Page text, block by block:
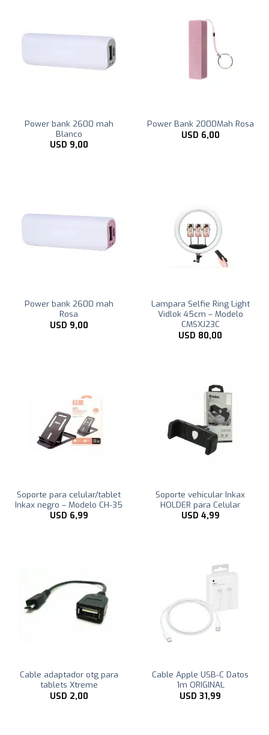
Power bank 2600 mah
Blanco
USD 9,00
Power Bank 2000Mah Rosa
USD 6,00
Power bank 2600 mah
Rosa
USD 9,00
Lampara Selfie Ring Light
Vidlok 45cm – Modelo
CMSXJ23C
USD 80,00
Soporte para celular/tablet
Inkax negro – Modelo CH-35
USD 6,99
Soporte vehicular Inkax
HOLDER para Celular
USD 4,99
Cable adaptador otg para
tablets Xtreme
USD 2,00
Cable Apple USB-C Datos
1m ORIGINAL
USD 31,99